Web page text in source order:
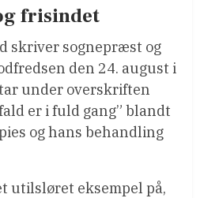
frisindet
skriver sognepræst og
den 24. august i
under overskriften
er i fuld gang” blandt
og hans behandling
utilsløret eksempel på,